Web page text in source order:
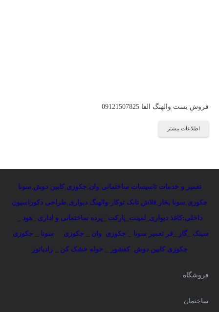
فروش بست والهنگ الفا 09121507825
اطلاعات بیشتر
تعمیر و خدمات تاسیسات ساختمانی:وان,جکوزی,کابین دوش,سونا
جکوزی,سونا بخار ,فلاش تانک توکار-والهنگ دیواری,طراحی دکوراسیون
داخلی:کاغذ دیواری_لمینت_پارکت _پرده ساختمانی و اداری _هود _
سینک _گاز _فر تعمیر سونا _ جکوزی وان _ جکوزی سونا _ جکوزی
جکوزی کابین دوش کفشور _ حوله خشک کن _ رادیاتور
فروشگاه
ساختمان